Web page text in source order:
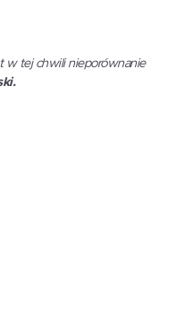
w tej chwili nieporównanie